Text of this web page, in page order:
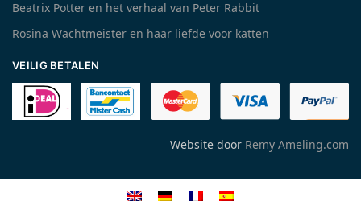
Beatrix Potter en het verhaal van Peter Rabbit
Rosina Wachtmeister en haar liefde voor katten
VEILIG BETALEN
Website door Remy Ameling.com